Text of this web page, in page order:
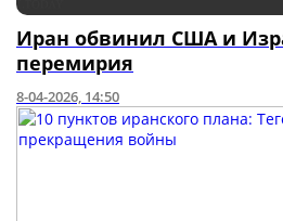
Иран обвинил США и
перемирия
8-04-2026, 14:50